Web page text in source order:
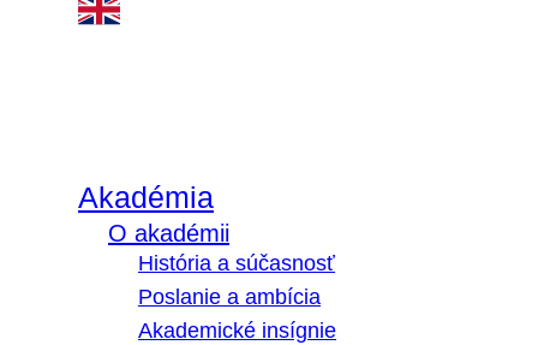
Akadémia
O akadémii
História a súčasnosť
Poslanie a ambícia
Akademické insígnie